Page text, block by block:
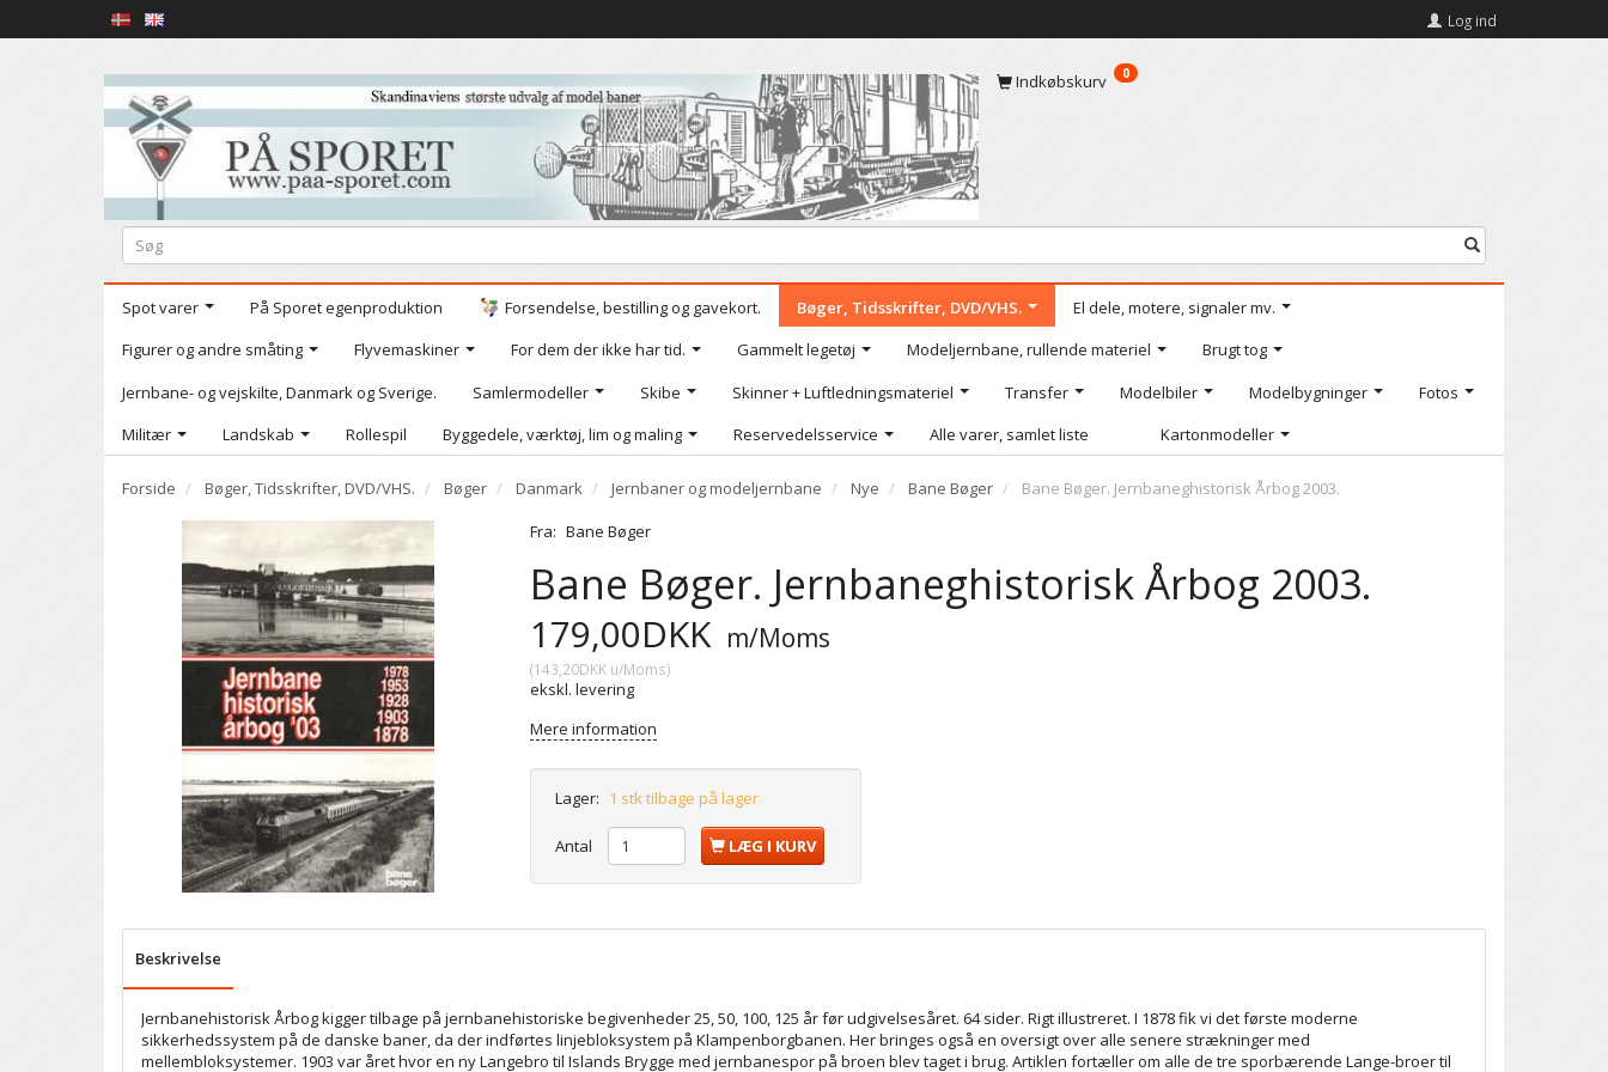
Log ind
Indkøbskurv 0
Spot varer På Sporet egenproduktion Forsendelse, bestilling og gavekort. Bøger, Tidsskrifter, DVD/VHS.
El dele, motere, signaler mv.
Figurer og andre småting
Flyvemaskiner For dem der ikke har tid. Gammelt legetøj Modeljernbane, rullende materiel
Brugt tog
Jernbane- og vejskilte, Danmark og Sverige.
Samlermodeller Skibe Skinner + Luftledningsmateriel Transfer Modelbiler Modelbygninger
Fotos
Militær
Landskab Rollespil Byggedele, værktøj, lim og maling Reservedelsservice Alle varer, samlet liste Kartonmodeller
Forside Bøger, Tidsskrifter, DVD/VHS. Bøger Danmark Jernbaner og modeljernbane Nye Bane Bøger
Bane Bøger. Jernbaneghistorisk Årbog 2003.
Fra: Bane Bøger
Bane Bøger. Jernbaneghistorisk Årbog 2003.
179,00DKK m/Moms
(143,20DKK u/Moms)
ekskl. levering
Mere information
Lager: 1 stk tilbage på lager
Antal LÆG I KURV
Beskrivelse
Jernbanehistorisk Årbog kigger tilbage på jernbanehistoriske begivenheder 25, 50, 100, 125 år før udgivelsesåret. 64 sider. Rigt illustreret. I 1878 fik vi det første moderne
sikkerhedssystem på de danske baner, da der indførtes linjebloksystem på Klampenborgbanen. Her bringes også en oversigt over alle senere strækninger med
mellembloksystemer. 1903 var året hvor en ny Langebro til Islands Brygge med jernbanespor på broen blev taget i brug. Artiklen fortæller om alle de tre sporbærende Lange-broer til